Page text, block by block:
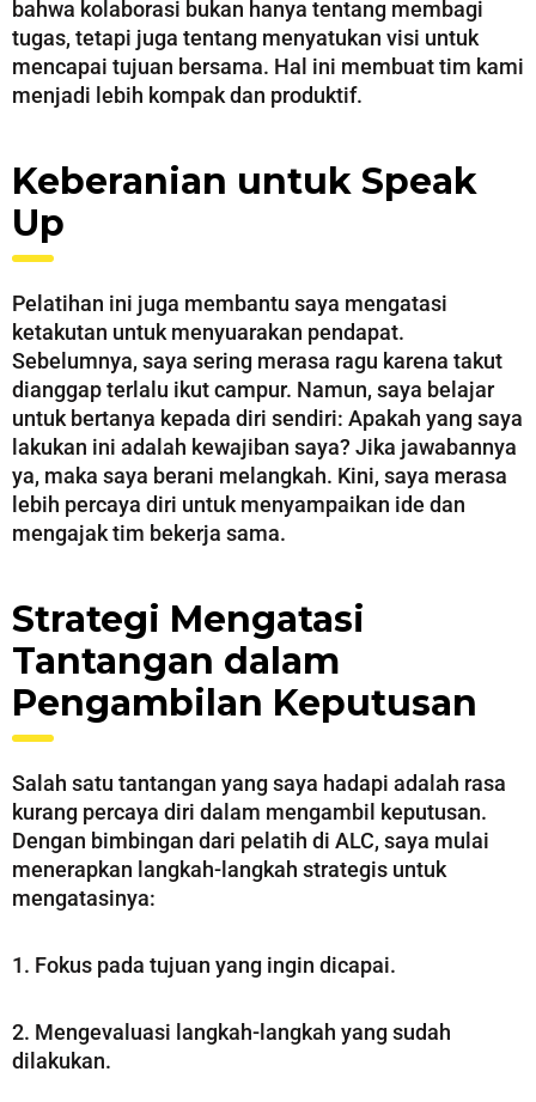
bahwa kolaborasi bukan hanya tentang membagi
tugas, tetapi juga tentang menyatukan visi untuk
mencapai tujuan bersama. Hal ini membuat tim kami
menjadi lebih kompak dan produktif.
Keberanian untuk Speak
Up
Pelatihan ini juga membantu saya mengatasi
ketakutan untuk menyuarakan pendapat.
Sebelumnya, saya sering merasa ragu karena takut
dianggap terlalu ikut campur. Namun, saya belajar
untuk bertanya kepada diri sendiri: Apakah yang saya
lakukan ini adalah kewajiban saya? Jika jawabannya
ya, maka saya berani melangkah. Kini, saya merasa
lebih percaya diri untuk menyampaikan ide dan
mengajak tim bekerja sama.
Strategi Mengatasi
Tantangan dalam
Pengambilan Keputusan
Salah satu tantangan yang saya hadapi adalah rasa
kurang percaya diri dalam mengambil keputusan.
Dengan bimbingan dari pelatih di ALC, saya mulai
menerapkan langkah-langkah strategis untuk
mengatasinya:
1. Fokus pada tujuan yang ingin dicapai.
2. Mengevaluasi langkah-langkah yang sudah
dilakukan.